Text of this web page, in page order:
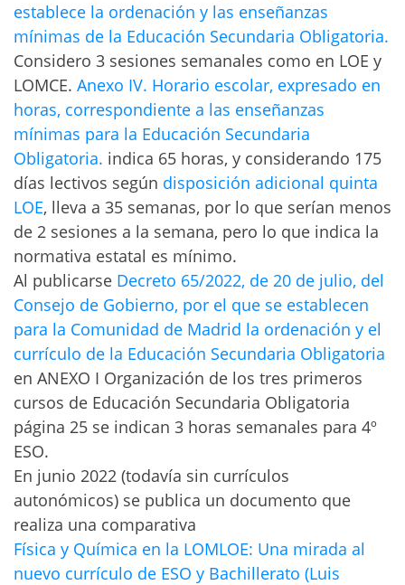
establece la ordenación y las enseñanzas
mínimas de la Educación Secundaria Obligatoria.
Considero 3 sesiones semanales como en LOE y
LOMCE. Anexo IV. Horario escolar, expresado en
horas, correspondiente a las enseñanzas
mínimas para la Educación Secundaria
Obligatoria. indica 65 horas, y considerando 175
días lectivos según disposición adicional quinta
LOE, lleva a 35 semanas, por lo que serían menos
de 2 sesiones a la semana, pero lo que indica la
normativa estatal es mínimo.
Al publicarse Decreto 65/2022, de 20 de julio, del
Consejo de Gobierno, por el que se establecen
para la Comunidad de Madrid la ordenación y el
currículo de la Educación Secundaria Obligatoria
en ANEXO I Organización de los tres primeros
cursos de Educación Secundaria Obligatoria
página 25 se indican 3 horas semanales para 4º
ESO.
En junio 2022 (todavía sin currículos
autonómicos) se publica un documento que
realiza una comparativa
Física y Química en la LOMLOE: Una mirada al
nuevo currículo de ESO y Bachillerato (Luis